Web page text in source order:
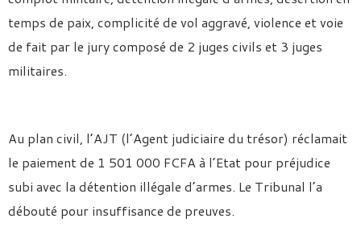
temps de paix, complicité de vol aggravé, violence et voie
de fait par le jury composé de 2 juges civils et 3 juges
militaires.
Au plan civil, l’AJT (l’Agent judiciaire du trésor) réclamait
le paiement de 1 501 000 FCFA à l’Etat pour préjudice
subi avec la détention illégale d’armes. Le Tribunal l’a
débouté pour insuffisance de preuves.